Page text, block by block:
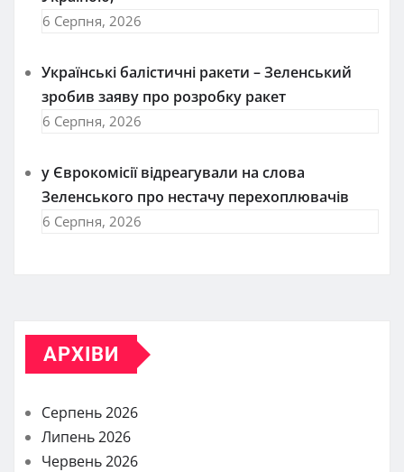
6 Серпня, 2026
Українські балістичні ракети – Зеленський
зробив заяву про розробку ракет
6 Серпня, 2026
у Єврокомісії відреагували на слова
Зеленського про нестачу перехоплювачів
6 Серпня, 2026
АРХІВИ
Серпень 2026
Липень 2026
Червень 2026